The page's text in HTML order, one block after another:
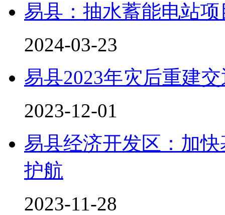
易县：抽水蓄能电站
2024-03-23
易县2023年灾后重建
2023-12-01
易县经济开发区：加
护航
2023-11-28